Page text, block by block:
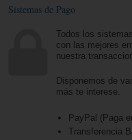
Sistemas de Pago
Todos los
con las mejores
nuestra
Disponemos de
más te interese.
PayPal (Paga
Transferencia